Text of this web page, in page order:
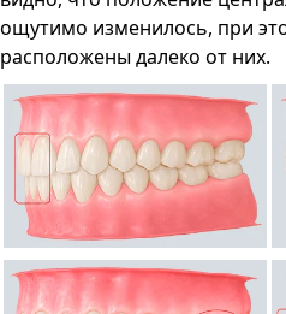
ощутимо изменилось, при
расположены далеко от них.